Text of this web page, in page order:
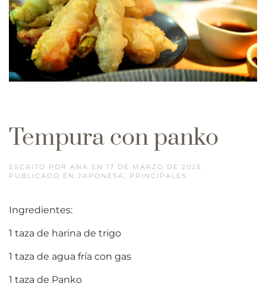
Tempura con panko
ESCRITO POR ANA EN 17 DE MARZO DE 2025
PUBLICADO EN JAPONESA PRINCIPALES
Ingredientes:
1 taza de harina de trigo
1 taza de agua fría con gas
1 taza de Panko